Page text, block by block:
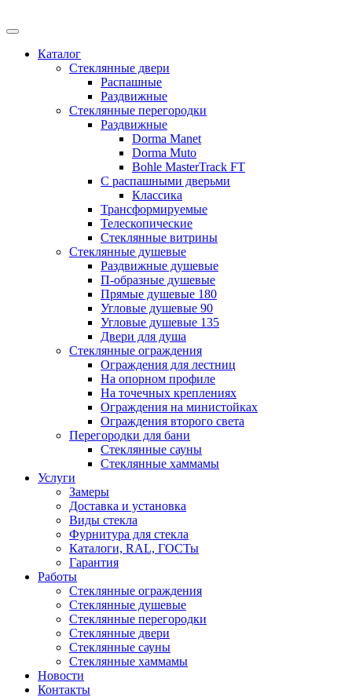
Каталог
Стеклянные двери
Распашные
Раздвижные
Стеклянные перегородки
Раздвижные
Dorma Manet
Dorma Muto
Bohle MasterTrack FT
C распашными дверьми
Классика
Трансформируемые
Телескопические
Стеклянные витрины
Стеклянные душевые
Раздвижные душевые
П-образные душевые
Прямые душевые 180
Угловые душевыe 90
Угловые душевые 135
Двери для душа
Стеклянные ограждения
Ограждения для лестниц
На опорном профиле
На точечных креплениях
Ограждения на министойках
Ограждения второго света
Перегородки для бани
Стеклянные сауны
Стеклянные хаммамы
Услуги
Замеры
Доставка и установка
Виды стекла
Фурнитура для стекла
Каталоги, RAL, ГОСТы
Гарантия
Работы
Стеклянные ограждения
Стеклянные душевые
Стеклянные перегородки
Стеклянные двери
Стеклянные сауны
Стеклянные хаммамы
Новости
Контакты